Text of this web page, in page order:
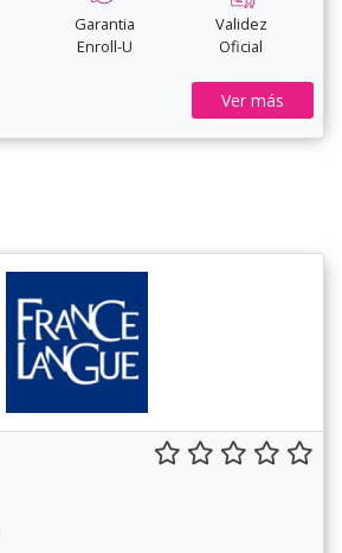
Garantia
Enroll-U
Validez
Oficial
Ver más